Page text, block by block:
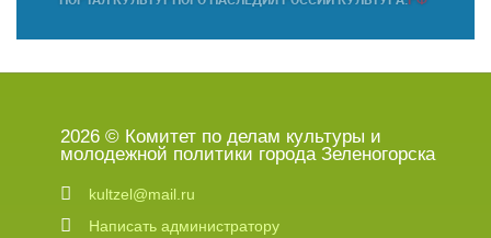
2026 © Комитет по делам культуры и
молодежной политики города Зеленогорска
kultzel@mail.ru
Написать администратору